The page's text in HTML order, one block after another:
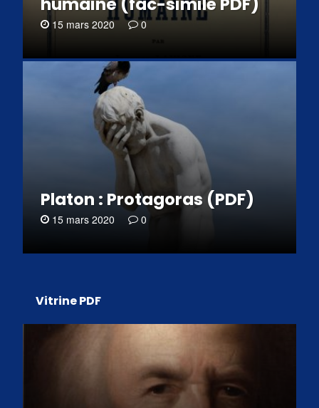
15 mars 2020 0
Platon : Protagoras (PDF)
15 mars 2020 0
Vitrine PDF